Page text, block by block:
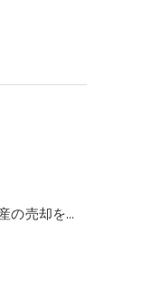
有田市で不動産の売却をお考えの方、ぜひ当社にご連絡ください